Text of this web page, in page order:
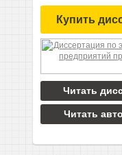
Купить
Читать
Читать